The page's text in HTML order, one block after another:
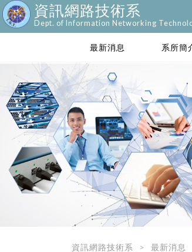
資訊網路技術系
Dept. of Information Networking
最新消息 系所簡
資訊網路技術系 最新消息